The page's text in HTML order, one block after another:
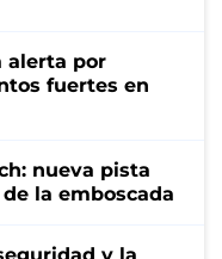
alerta por
fuertes en
nueva pista
la emboscada